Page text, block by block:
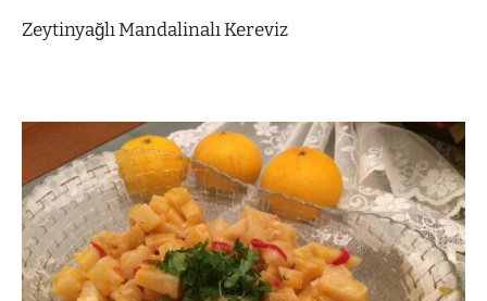
Zeytinyağlı Mandalinalı Kereviz